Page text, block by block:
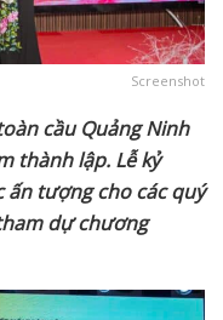
Screenshot
cầu Quảng Ninh
thành lập. Lễ kỷ
ấn tượng cho các quý
dự chương